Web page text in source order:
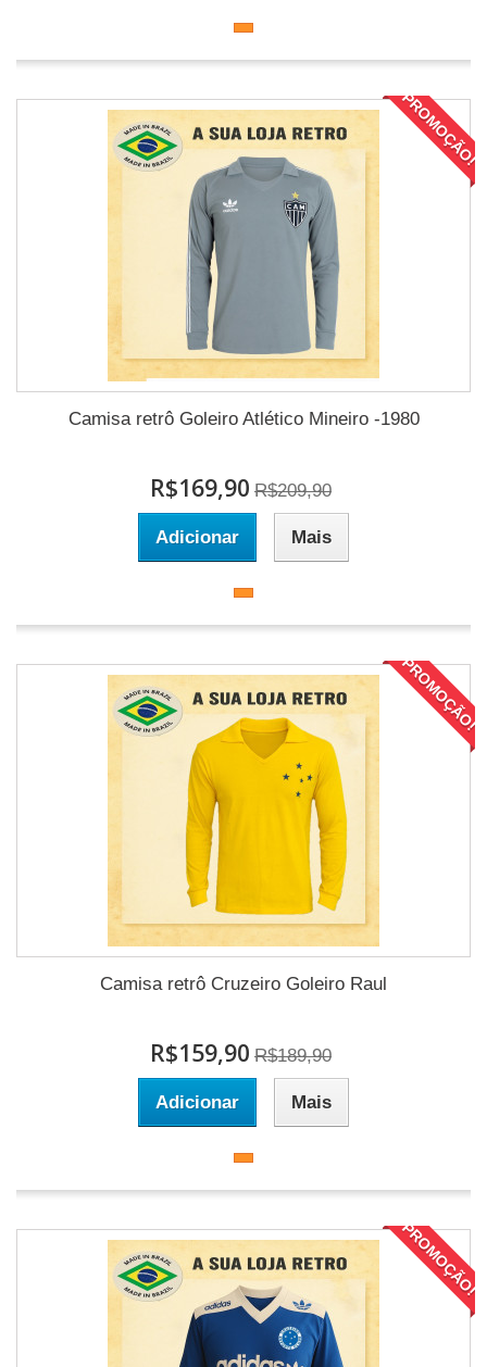
PROMOÇÃO!
Camisa retrô Goleiro Atlético Mineiro -1980
R$169,90 R$209,90
Adicionar Mais
PROMOÇÃO!
Camisa retrô Cruzeiro Goleiro Raul
R$159,90 R$189,90
Adicionar Mais
PROMOÇÃO!